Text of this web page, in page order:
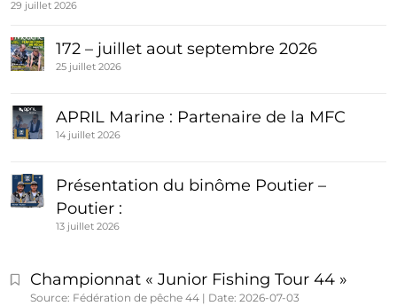
29 juillet 2026
172 – juillet aout septembre 2026
25 juillet 2026
APRIL Marine : Partenaire de la MFC
14 juillet 2026
Présentation du binôme Poutier –
Poutier :
13 juillet 2026
Championnat « Junior Fishing Tour 44 »
Source: Fédération de pêche 44 Date: 2026-07-03